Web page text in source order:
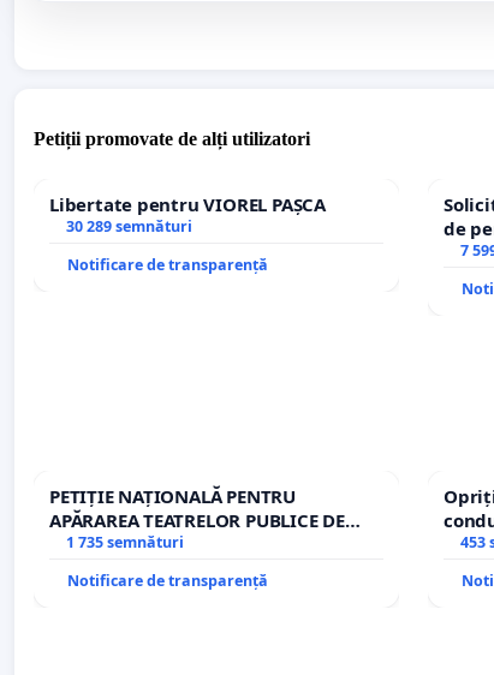
Petiții promovate de alți utilizatori
Libertate pentru VIOREL PAȘCA
30 289 semnături
Notificare de transparență
de
7
PETIȚIE NAȚIONALĂ PENTRU
APĂRAREA TEATRELOR PUBLICE DE
REPERTORIU DIN ROMÂNIA
1 735 semnături
Notificare de transparență
453